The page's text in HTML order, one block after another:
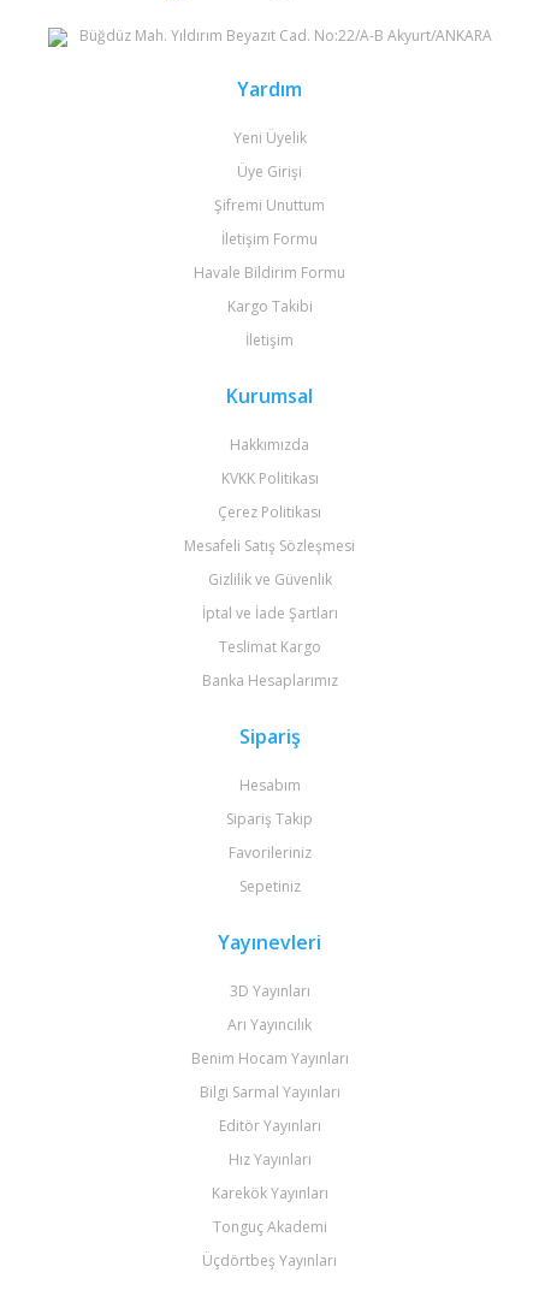
Büğdüz Mah. Yıldırım Beyazıt Cad. No:22/A-B Akyurt/ANKARA
Yardım
Yeni Üyelik
Üye Girişi
Şifremi Unuttum
İletişim Formu
Havale Bildirim Formu
Kargo Takibi
İletişim
Kurumsal
Hakkımızda
KVKK Politikası
Çerez Politikası
Mesafeli Satış Sözleşmesi
Gizlilik ve Güvenlik
İptal ve İade Şartları
Teslimat Kargo
Banka Hesaplarımız
Sipariş
Hesabım
Sipariş Takip
Favorileriniz
Sepetiniz
Yayınevleri
3D Yayınları
Arı Yayıncılık
Benim Hocam Yayınları
Bilgi Sarmal Yayınları
Editör Yayınları
Hız Yayınları
Karekök Yayınları
Tonguç Akademi
Üçdörtbeş Yayınları